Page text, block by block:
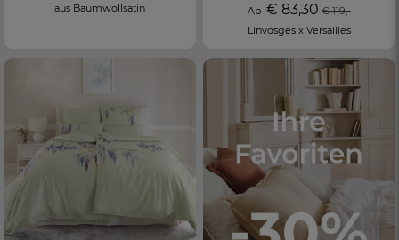
AT
aus Baumwollsatin
Ab € 83,30 € 119,-
Linvosges x Versailles